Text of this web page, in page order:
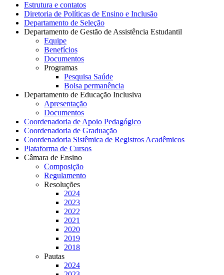
Estrutura e contatos
Diretoria de Políticas de Ensino e Inclusão
Departamento de Seleção
Departamento de Gestão de Assistência Estudantil
Equipe
Benefícios
Documentos
Programas
Pesquisa Saúde
Bolsa permanência
Departamento de Educação Inclusiva
Apresentação
Documentos
Coordenadoria de Apoio Pedagógico
Coordenadoria de Graduação
Coordenadoria Sistêmica de Registros Acadêmicos
Plataforma de Cursos
Câmara de Ensino
Composição
Regulamento
Resoluções
2024
2023
2022
2021
2020
2019
2018
Pautas
2024